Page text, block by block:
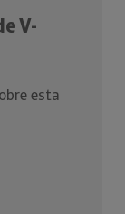
V-
esta